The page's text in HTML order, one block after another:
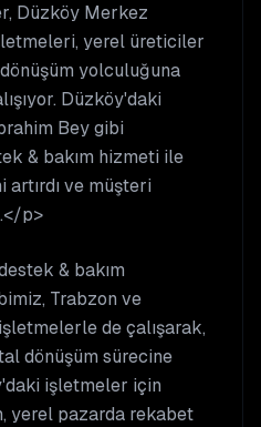
Düzköy Merkez
yerel üreticiler
yolculuğuna
Düzköy'daki
Bey gibi
& bakım hizmeti ile
ve müşteri
p>
& bakım
Trabzon ve
de çalışarak,
dönüşüm sürecine
işletmeler için
yerel pazarda rekabet